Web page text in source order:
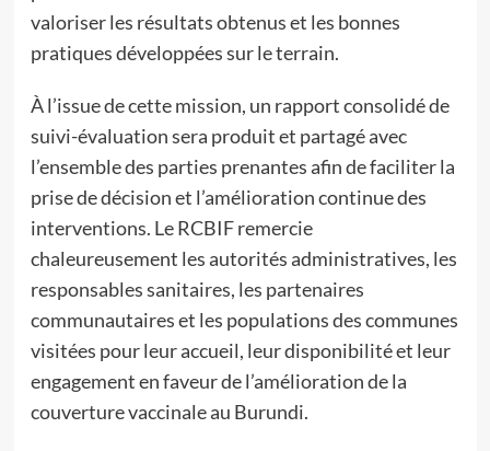
valoriser les résultats obtenus et les bonnes
pratiques développées sur le terrain.
À l’issue de cette mission, un rapport consolidé de
suivi-évaluation sera produit et partagé avec
l’ensemble des parties prenantes afin de faciliter la
prise de décision et l’amélioration continue des
interventions. Le RCBIF remercie
chaleureusement les autorités administratives, les
responsables sanitaires, les partenaires
communautaires et les populations des communes
visitées pour leur accueil, leur disponibilité et leur
engagement en faveur de l’amélioration de la
couverture vaccinale au Burundi.